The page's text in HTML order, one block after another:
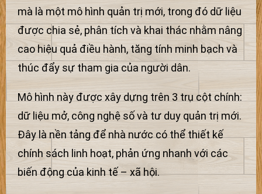
mà là một mô hình quản trị mới, trong đó dữ liệu
được chia sẻ, phân tích và khai thác nhằm nâng
cao hiệu quả điều hành, tăng tính minh bạch và
thúc đẩy sự tham gia của người dân.
Mô hình này được xây dựng trên 3 trụ cột chính:
dữ liệu mở, công nghệ số và tư duy quản trị mới.
Đây là nền tảng để nhà nước có thể thiết kế
chính sách linh hoạt, phản ứng nhanh với các
biến động của kinh tế – xã hội.